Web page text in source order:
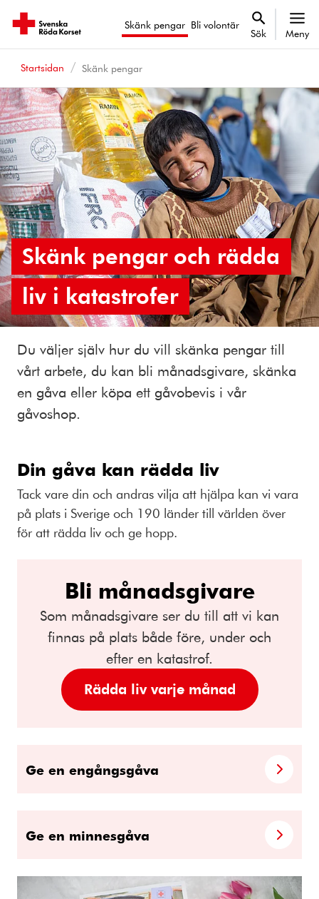
Skänk pengar Bli volontär
Sök Meny
Startsidan Skänk pengar
Skänk pengar och rädda
liv i katastrofer
Du väljer själv hur du vill skänka pengar till
vårt arbete, du kan bli månadsgivare, skänka
en gåva eller köpa ett gåvobevis i vår
gåvoshop.
Din gåva kan rädda liv
Tack vare din och andras vilja att hjälpa kan vi vara
på plats i Sverige och 190 länder till världen över
för att rädda liv och ge hopp.
Bli månadsgivare
Som månadsgivare ser du till att vi kan
finnas på plats både före, under och
efter en katastrof.
Rädda liv varje månad
Ge en engångsgåva
Ge en minnesgåva